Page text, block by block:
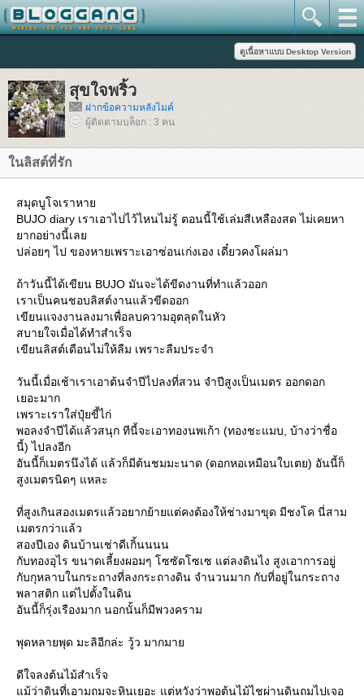
สุขใจพริ้ว
ฝากข้อความหลังไมค์
ผู้ติดตามบล็อก : 3 คน
นลิสต์ที่รัก
สมุดบูโจเราหา
BUJO diary เราเอาไปไว้ไหนไม่รู้ ตอนนี้ใช้เล่มสีเหลืองสด ไม่เคยหา
ากอย่างนี้เล
ปล่อยๆ ไป ของหายเพราะเอาซ่อนเก่งเอง เดี๋ยวคงโผล่มา
ถ้าวันนี้ได้เขียน BUJO มันจะได้ขีดงานที่ทำแล้วออก
เราเป็นคนชอบลิสต์งานแล้วขีดออก
เขียนแจงงานลงมาเพื่อลบความอุตลุดในหัว
สบายใจเมื่อได้ทำสำเร็จ
เขียนลิสต์เดือนไม่ให้ลืม เพราะลืมประจำ
วันนี้เมื่อเช้าเราเอาต้นจำปีไปลงที่สวน จำปีสูงเป็นเมตร ออกดอก
เยอะมาก
เพราะเราใส่ปุ๋ยขี้ไก่
พอลงจำปีได้แล้วสนุก ทีนี้จะเอาทองนพเก้า (ทองชะแมบ, บ้างว่าชื่อ
นี้) ไปลงอีก
อันนี้ก็เมตรนึงได้ แล้วก็มีต้นชมมะนาด (ดอกหอเหมือนใบเตย) อันนี้ก็
สูงเมตรนิดๆ แหละ
ที่สูงเกินสองเมตรแล้วอยากย้ายแต่คงต้องให้ช่างมาขุด มีชงโค นี่สาม
เมตรกว่าแล้ว
สองปีเอง ดินบ้านเช่าดีเกิ้นนนน
กับทองอุไร ขนาดเลี้ยงผอมๆ โซซัดโซเซ แต่ลงดินไง สูงเอาการอยู่
กับกุหลาบในกระถางที่ลงกระถางดิน จำนวนมาก กับที่อยู่ในกระถาง
พลาสติก แต่ไปตั้งในดิน
อันนี้ก็รุ่งเรืองมาก นอกนั้นก็มีพวงคราม
พุดหลายพุด มะลิอีกล่ะ วู้ว มากมา
ดีใจลงต้นไม้สำเร็จ
ม้ว่าดินที่เอามถมจะหินเยอะ แต่หวังว่าพอต้นไม้ไชผ่านดินถมไปเจอ